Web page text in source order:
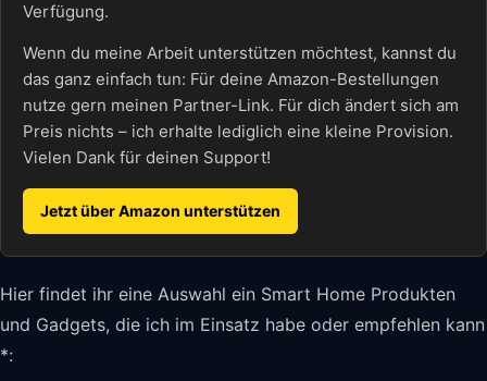
Verfügung.
Wenn du meine Arbeit unterstützen möchtest, kannst du
das ganz einfach tun: Für deine Amazon-Bestellungen
nutze gern meinen Partner-Link. Für dich ändert sich am
Preis nichts – ich erhalte lediglich eine kleine Provision.
Vielen Dank für deinen Support!
Jetzt über Amazon unterstützen
Hier findet ihr eine Auswahl ein Smart Home Produkten
und Gadgets, die ich im Einsatz habe oder empfehlen kann
*: